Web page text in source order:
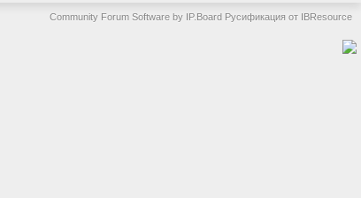
Community Forum Software by IP.Board Русификация от IBResource